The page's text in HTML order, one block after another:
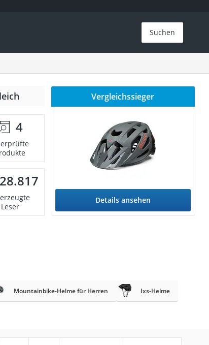
Suchen
4
28.817
Leser
Vergleichssieger
Details ansehen
Mountainbike-Helme für Herren Ixs-Helme